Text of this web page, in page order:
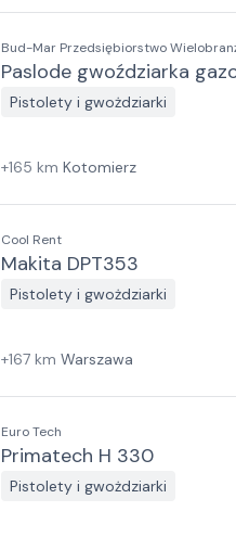
Bud-Mar Przedsiębiorstwo
Paslode gwoździarka
Pistolety i gwożdziarki
+165 km Kotomierz
Cool Rent
Makita DPT353
Pistolety i gwożdziarki
+167 km Warszawa
Euro Tech
Primatech H 330
Pistolety i gwożdziarki